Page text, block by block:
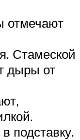
отмечают
Стамеской
дыры от
подставку.